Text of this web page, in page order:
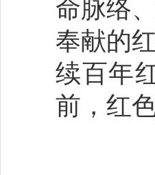
命脉络
奉献的
续百年
前，红